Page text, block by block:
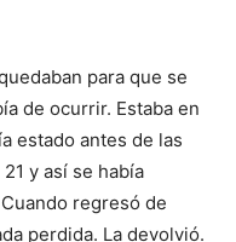
para que se
de ocurrir. Estaba en
estado antes de las
y así se había
regresó de
perdida. La devolvió.